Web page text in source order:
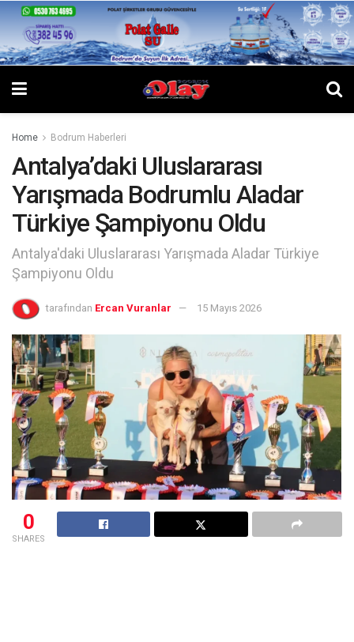
Home Bodrum Haberleri
Antalya’daki Uluslararası
Yarışmada Bodrumlu Aladar
Türkiye Şampiyonu Oldu
Antalya'daki Uluslararası Yarışmada Aladar Türkiye
Şampiyonu Oldu
tarafından Ercan Vuranlar 15 Mayıs 2026
0
SHARES